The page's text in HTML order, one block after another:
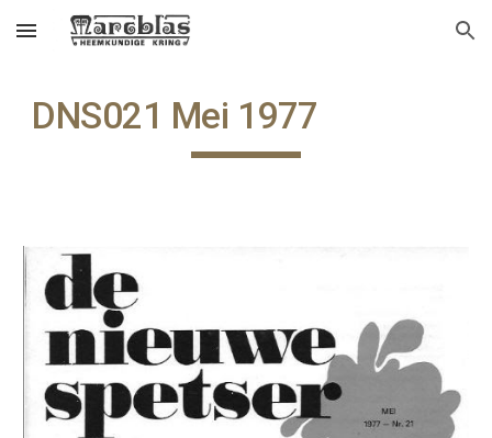
Skip to main content Skip to navigation
DNS021 Mei 1977